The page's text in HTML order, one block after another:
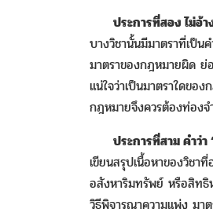
ประการที่สอง ไม่อ้
บางวิชานั้นมีมาตราที่เป็น
มาตราของกฎหมายผิด ย่
แน่ใจว่าเป็นมาตราใดข
กฎหมายจึงควรต้องท่อง
ประการที่สาม คำว่า
เขียนสรุปเนื้อหาของวิชา
อสังหาริมทรัพย์ หรือสิทธิ
วิธีพิจารณาความแพ่ง มา